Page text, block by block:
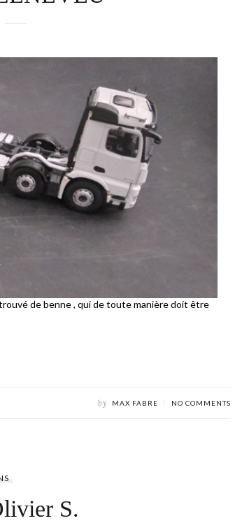
de benne , qui de toute manière doit être
by MAX FABRE NO COMMENTS
S.